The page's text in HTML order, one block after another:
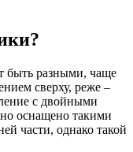
быть разными, чаще
сверху, реже –
с двойными
оснащено такими
части, однако такой